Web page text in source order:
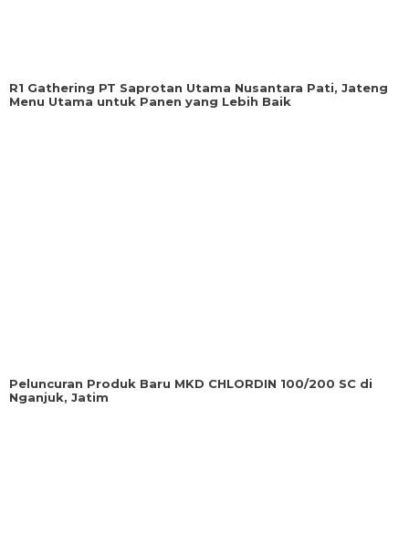
R1 Gathering PT Saprotan Utama Nusantara Pati, Jateng
Menu Utama untuk Panen yang Lebih Baik
Peluncuran Produk Baru MKD CHLORDIN 100/200 SC di
Nganjuk, Jatim